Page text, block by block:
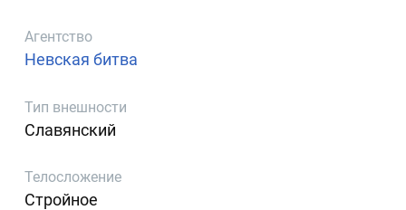
Агентство
Невская битва
Тип внешности
Славянский
Телосложение
Стройное